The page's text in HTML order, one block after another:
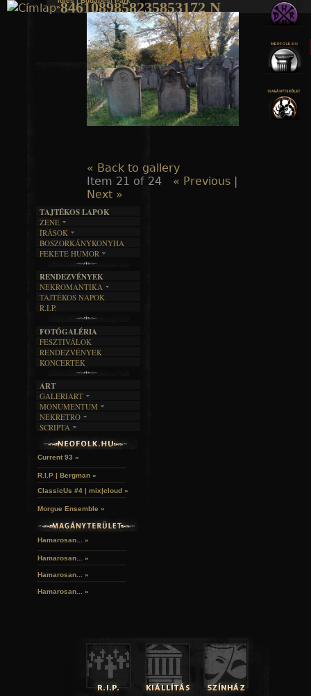
Jump to navigation
8461089858235853172 N
« Back to gallery
Item 21 of 24
« Previous
Next »
TAJTÉKOS LAPOK
ZENE
EGYÜTTESEK
INTERJÚK
FORDÍTÁSOK
DALSZÖVEGEK
ÍRÁSOK
IRODALOM
FILM
MŰVÉSZET
ÍRÁSTÖRTÉNET
BOSZORKÁNYKONYHA
FEKETE HUMOR
SZÖVEGES
RENDEZVÉNYEK
NEKROMANTIKA
AKTUÁLIS
A MÚLT
TAJTÉKOS NAPOK
R.I.P.
FOTÓGALÉRIA
FESZTIVÁLOK
RENDEZVÉNYEK
KONCERTEK
ART
GALERIART
ARTGALERI
KÉPREGÉNYEK
LAKÁSKULTS
MONUMENTUM
TEMETŐK
TEMPLOMOK
VÁRAK
HELYEK
NEKRETRO
SZUBKULT
FEKETE LYUK
RELIKVIÁK
SCRIPTA
NOVELLÁK
»
Current 93 »
R.I.P | Bergman »
ClassicUs #4 | mix|cloud »
Morgue Ensemble »
Hamarosan... »
Hamarosan... »
Hamarosan... »
Hamarosan... »